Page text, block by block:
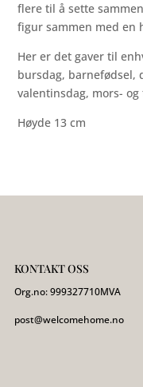
flere til å sette
figur sammen med en
Her er det gaver til
bursdag, barnefødsel,
valentinsdag, mors-
Høyde 13 cm
KONTAKT OSS
Org.no:999327710MVA
post@welcomehome.no